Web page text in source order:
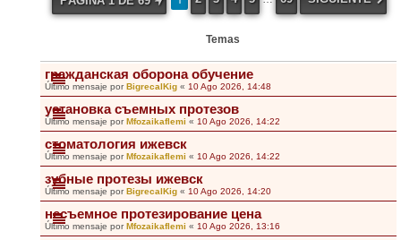
Temas
гражданская оборона обучение
Último mensaje porBigrecalKig « 10 Ago 2026, 14:48
установка съемных протезов
Último mensaje porMfozaikaflemi « 10 Ago 2026, 14:22
стоматология ижевск
Último mensaje porMfozaikaflemi « 10 Ago 2026, 14:22
зубные протезы ижевск
Último mensaje porBigrecalKig « 10 Ago 2026, 14:20
несъемное протезирование цена
Último mensaje porMfozaikaflemi « 10 Ago 2026, 13:16